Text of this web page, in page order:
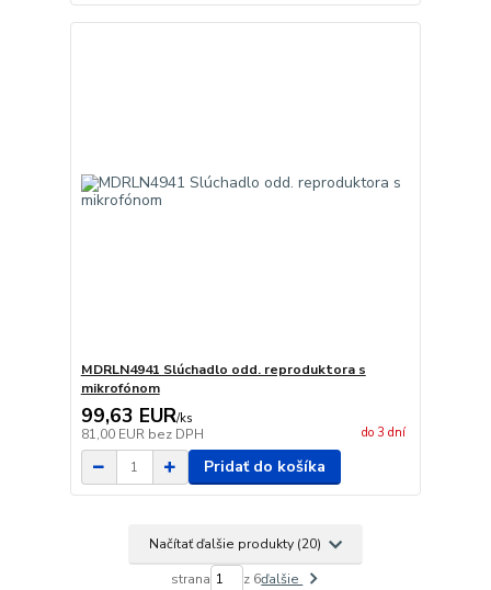
MDRLN4941 Slúchadlo odd. reproduktora s
mikrofónom
99,63 EUR/ks
81,00 EUR bez DPH do 3 dní
Pridať do košíka
Načítať ďalšie produkty (20)
strana z 6ďalšie